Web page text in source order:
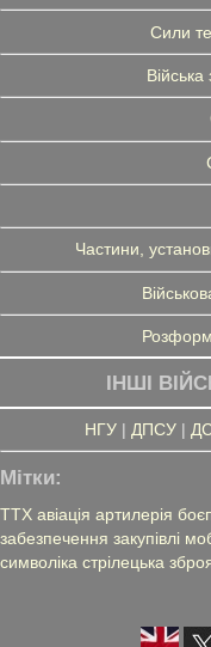
Сили
Війська
Частини,
ІНШІ
НГУ| ДПСУ|
Мітки:
ТТХ авіація артилерія
забезпечення закупівлі
символіка стрілецька